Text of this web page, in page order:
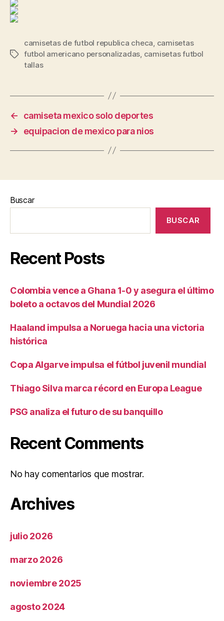
Etiquetas
camisetas de futbol republica checa camisetas
futbol americano personalizadas camisetas futbol
tallas
←
camiseta mexico solo deportes
→
equipacion de mexico para nios
Buscar
BUSCAR
Recent Posts
Colombia vence a Ghana 1-0 y asegura el último
boleto a octavos del Mundial 2026
Haaland impulsa a Noruega hacia una victoria
histórica
Copa Algarve impulsa el fútbol juvenil mundial
Thiago Silva marca récord en Europa League
PSG analiza el futuro de su banquillo
Recent Comments
No hay comentarios que mostrar.
Archives
julio 2026
marzo 2026
noviembre 2025
agosto 2024